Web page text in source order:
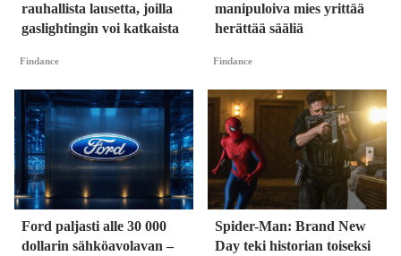
rauhallista lausetta, joilla
gaslightingin voi katkaista
Findance
manipuloiva mies yrittää
herättää sääliä
Findance
Ford paljasti alle 30 000
dollarin sähköavolavan –
Spider-Man: Brand New
Day teki historian toiseksi